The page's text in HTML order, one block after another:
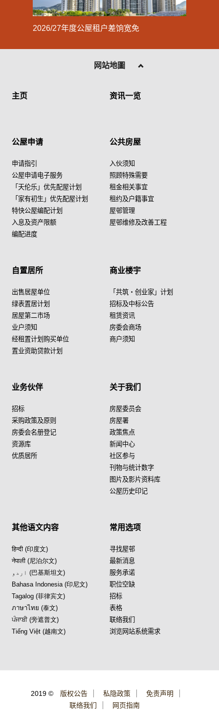
2026/27年度公屋租户差饷宽免
网站地圖
主页 资讯一览
公屋申请
申请指引
公屋申请电子服务
「天伦乐」优先配屋计划
「家有初生」优先配屋计划
特快公屋编配计划
入息及资产限额
编配进度
公共房屋
入伙须知
照顾特殊需要
租金相关事宜
租约及户籍事宜
屋邨管理
屋邨维修及改善工程
自置居所
出售居屋单位
绿表置居计划
居屋第二市场
业户须知
经租置计划购买单位
置业资助贷款计划
商业楼宇
「共筑・创业家」计划
招标及中标公告
租赁资讯
房委会商场
商户须知
业务伙伴
招标
采购政策及原则
房委会名册登记
资源库
优质居所
关于我们
房屋委员会
房屋署
政策焦点
新闻中心
社区参与
刊物与统计数字
图片及影片资料库
公屋历史印记
其他语文内容
हिन्दी (印度文)
नेपाली (尼泊尔文)
اردو (巴基斯坦文)
Bahasa Indonesia (印尼文)
Tagalog (菲律宾文)
ภาษาไทย (泰文)
ਪੰਜਾਬੀ (旁遮普文)
Tiếng Việt (越南文)
常用选项
寻找屋邨
最新消息
服务承诺
职位空缺
招标
表格
联络我们
浏览网站系统需求
2019 © 版权公告 私隐政策
免责声明
联络我们
网页指南